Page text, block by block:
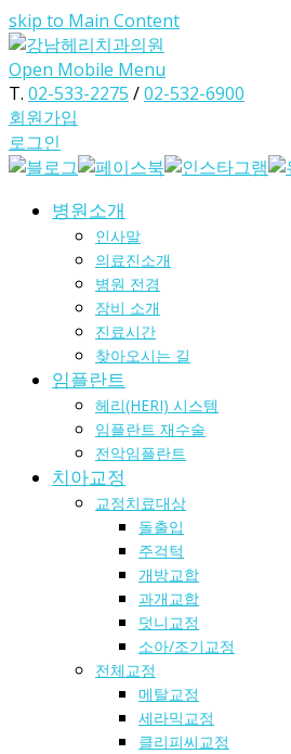
skip to Main Content
Open Mobile Menu
T. 02-533-2275 /02-532-6900
회원가입
로그인
병원소개
인사말
의료진소개
병원 전경
장비 소개
진료시간
찾아오시는 길
임플란트
헤리(HERI) 시스템
임플란트 재수술
전악임플란트
치아교정
교정치료대상
돌출입
주걱턱
개방교합
과개교합
덧니교정
소아/조기교정
전체교정
메탈교정
세라믹교정
클리피씨교정